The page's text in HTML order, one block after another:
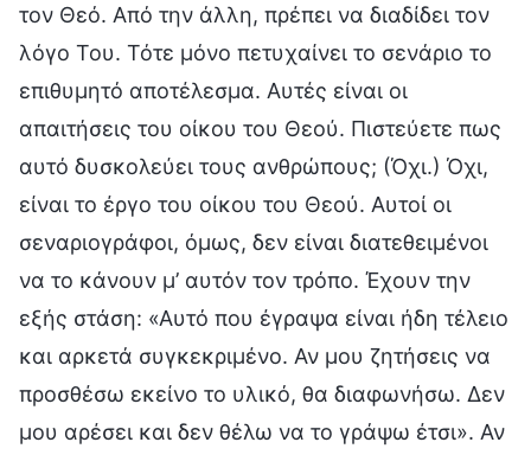
τον Θεό. Από την άλλη, πρέπει να διαδίδει τον
λόγο Του. Τότε μόνο πετυχαίνει το σενάριο το
επιθυμητό αποτέλεσμα. Αυτές είναι οι
απαιτήσεις του οίκου του Θεού. Πιστεύετε πως
αυτό δυσκολεύει τους ανθρώπους; (Όχι.) Όχι,
είναι το έργο του οίκου του Θεού. Αυτοί οι
σεναριογράφοι, όμως, δεν είναι διατεθειμένοι
να το κάνουν μ’ αυτόν τον τρόπο. Έχουν την
εξής στάση: «Αυτό που έγραψα είναι ήδη τέλειο
και αρκετά συγκεκριμένο. Αν μου ζητήσεις να
προσθέσω εκείνο το υλικό, θα διαφωνήσω. Δεν
μου αρέσει και δεν θέλω να το γράψω έτσι». Αν